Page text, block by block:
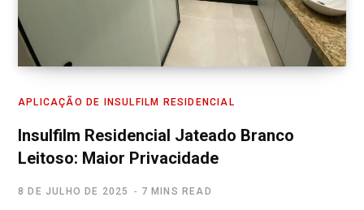
APLICAÇÃO DE INSULFILM RESIDENCIAL
Insulfilm Residencial Jateado Branco
Leitoso: Maior Privacidade
8 DE JULHO DE 2025 7 MINS READ